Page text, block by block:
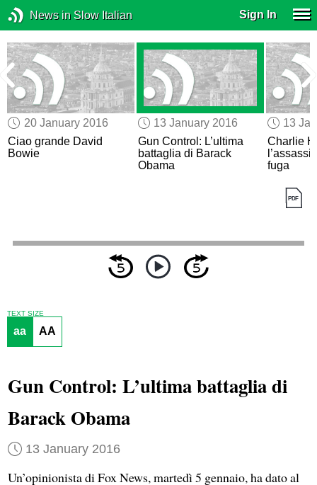
News in Slow Italian Sign In
20 January 2016
Ciao grande David
Bowie
13 January 2016
Gun Control: L’ultima
battaglia di Barack
Obama
13
Charlie
fuga
TEXT SIZE
aa AA
Gun Control: L’ultima battaglia di
Barack Obama
13 January 2016
Un’opinionista di Fox News, martedì 5 gennaio, ha dato al